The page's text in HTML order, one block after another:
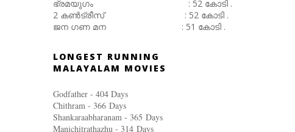
ഭ്രമയുഗം : 52 കോടി .
2 കൺട്രീസ് : 52 കോടി .
ജന ഗണ മന : 51 കോടി .
LONGEST RUNNING
MALAYALAM MOVIES
Godfather - 404 Days
Chithram - 366 Days
Shankaraabharanam - 365 Days
Manichitrathazhu - 314 Days